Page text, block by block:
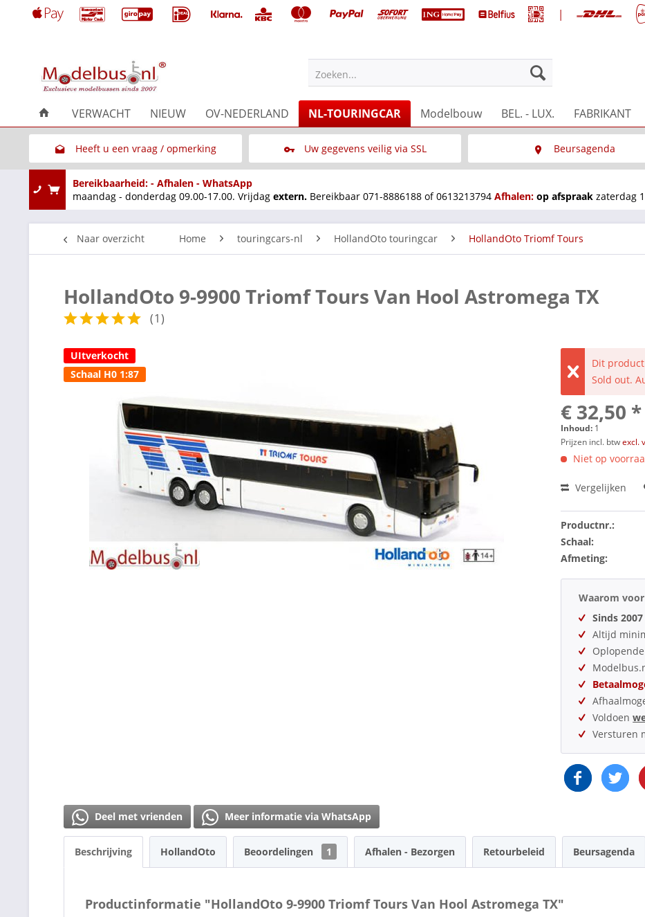
|
Zoeken...
VERWACHT NIEUW OV-NEDERLAND NL-TOURINGCAR Modelbouw BEL. - LUX. FABRIKANT
Heeft u een vraag / opmerking
Link naar het contactformulier
Uw gegevens veilig via SSL Beursagenda
Bereikbaarheid: - Afhalen - WhatsApp
maandag - donderdag 09.00-17.00. Vrijdag extern. Bereikbaar 071-8886188 of 0613213794 Afhalen: op afspraak zaterdag
Naar overzicht Home touringcars-nl HollandOto touringcar HollandOto Triomf Tours
HollandOto 9-9900 Triomf Tours Van Hool Astromega TX
(1)
UItverkocht
Schaal H0 1:87
Dit
Sold out.
€ 32,50 *
Inhoud: 1
Prijzen incl. btwexcl.
Niet op
Vergelijken
Productnr.:
Schaal:
Afmeting:
Waarom
Sinds
Altijd
Voldoen
Versturen
Deel met vrienden Meer informatie via WhatsApp
Beschrijving HollandOto Beoordelingen 1 Afhalen - Bezorgen Retourbeleid Beursagenda
Productinformatie "HollandOto 9-9900 Triomf Tours Van Hool Astromega TX"